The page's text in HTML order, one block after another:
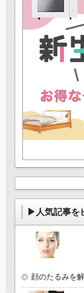
▶人気記事を
顔のたるみを